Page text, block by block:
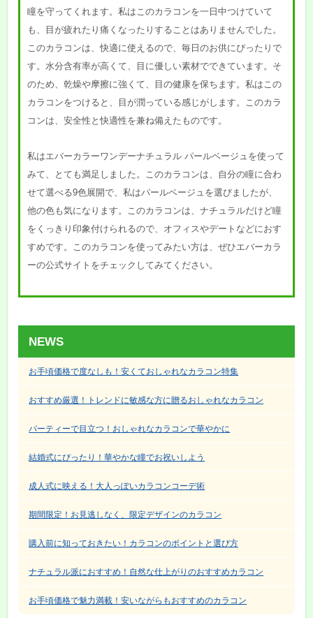
瞳を守ってくれます。私はこのカラコンを一日中つけていて
も、目が疲れたり痛くなったりすることはありませんでした。
このカラコンは、快適に使えるので、毎日のお供にぴったりで
す。水分含有率が高くて、目に優しい素材でできています。そ
のため、乾燥や摩擦に強くて、目の健康を保ちます。私はこの
カラコンをつけると、目が潤っている感じがします。このカラ
コンは、安全性と快適性を兼ね備えたものです。
私はエバーカラーワンデーナチュラル パールベージュを使って
みて、とても満足しました。このカラコンは、自分の瞳に合わ
せて選べる9色展開で、私はパールベージュを選びましたが、
他の色も気になります。このカラコンは、ナチュラルだけど瞳
をくっきり印象付けられるので、オフィスやデートなどにおす
すめです。このカラコンを使ってみたい方は、ぜひエバーカラ
ーの公式サイトをチェックしてみてください。
NEWS
お手頃価格で度なしも！安くておしゃれなカラコン特集
おすすめ厳選！トレンドに敏感な方に贈るおしゃれなカラコン
パーティーで目立つ！おしゃれなカラコンで華やかに
結婚式にぴったり！華やかな瞳でお祝いしよう
成人式に映える！大人っぽいカラコンコーデ術
期間限定！お見逃しなく、限定デザインのカラコン
購入前に知っておきたい！カラコンのポイントと選び方
ナチュラル派におすすめ！自然な仕上がりのおすすめカラコン
お手頃価格で魅力満載！安いながらもおすすめのカラコン